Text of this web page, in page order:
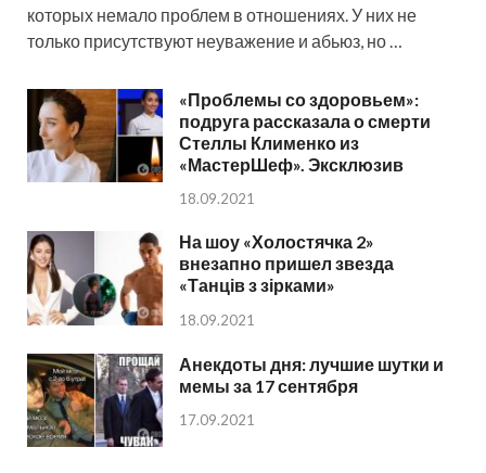
которых немало проблем в отношениях. У них не
только присутствуют неуважение и абьюз, но …
«Проблемы со здоровьем»:
подруга рассказала о смерти
Стеллы Клименко из
«МастерШеф». Эксклюзив
18.09.2021
На шоу «Холостячка 2»
внезапно пришел звезда
«Танців з зірками»
18.09.2021
Анекдоты дня: лучшие шутки и
мемы за 17 сентября
17.09.2021